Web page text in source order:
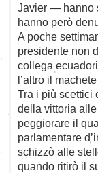
Javier — hanno
hanno però
A poche
presidente non
collega
l’altro il machete
Tra i più scettici
della vittoria
peggiorare il
parlamentare
schizzò alle
quando ritirò il